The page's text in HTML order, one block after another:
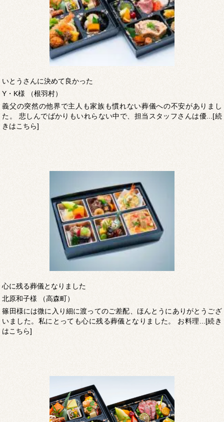
いとうさんに決めて良かった
Y・K様 （根羽村）
義父の突然の他界で主人も家族も慣れない葬儀への不安がありまし
た。 悲しんでばかりもいれらない中で、担当スタッフさんは優...[続
きはこちら]
心に残る葬儀となりました
北原和子様 （高森町）
篠田様には微に入り細に渡ってのご差配、ほんとうにありがとうござ
いました。私にとっても心に残る葬儀となりました。 お料理...[続き
はこちら]